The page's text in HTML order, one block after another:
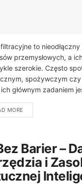
to
przemysłowych, a
szerokie. Często
spożywczym
głównym zadaniem
MORE
Barier –
i